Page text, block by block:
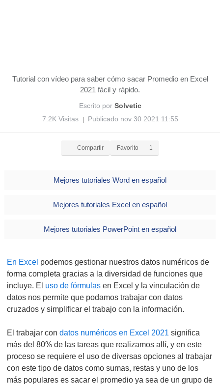
Tutorial con vídeo para saber cómo sacar Promedio en Excel
2021 fácil y rápido.
Escrito por Solvetic
7.2K Visitas
Publicado nov 30 2021 11:55
Compartir Favorito 1
Mejores tutoriales Word en español
Mejores tutoriales Excel en español
Mejores tutoriales PowerPoint en español
En Excel podemos gestionar nuestros datos numéricos de
forma completa gracias a la diversidad de funciones que
incluye. El uso de fórmulas en Excel y la vinculación de
datos nos permite que podamos trabajar con datos
cruzados y simplificar el trabajo con la información.
El trabajar con datos numéricos en Excel 2021 significa
más del 80% de las tareas que realizamos allí, y en este
proceso se requiere el uso de diversas opciones al trabajar
con este tipo de datos como sumas, restas y uno de los
más populares es sacar el promedio ya sea de un grupo de